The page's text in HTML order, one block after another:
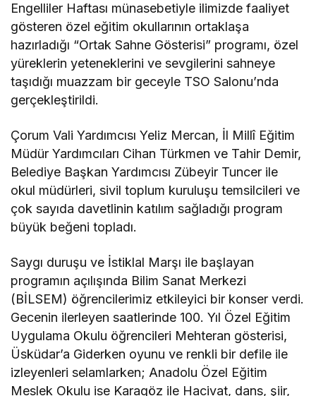
Engelliler Haftası münasebetiyle ilimizde faaliyet
gösteren özel eğitim okullarının ortaklaşa
hazırladığı “Ortak Sahne Gösterisi” programı, özel
yüreklerin yeteneklerini ve sevgilerini sahneye
taşıdığı muazzam bir geceyle TSO Salonu’nda
gerçekleştirildi.
Çorum Vali Yardımcısı Yeliz Mercan, İl Millî Eğitim
Müdür Yardımcıları Cihan Türkmen ve Tahir Demir,
Belediye Başkan Yardımcısı Zübeyir Tuncer ile
okul müdürleri, sivil toplum kuruluşu temsilcileri ve
çok sayıda davetlinin katılım sağladığı program
büyük beğeni topladı.
Saygı duruşu ve İstiklal Marşı ile başlayan
programın açılışında Bilim Sanat Merkezi
(BİLSEM) öğrencilerimiz etkileyici bir konser verdi.
Gecenin ilerleyen saatlerinde 100. Yıl Özel Eğitim
Uygulama Okulu öğrencileri Mehteran gösterisi,
Üsküdar’a Giderken oyunu ve renkli bir defile ile
izleyenleri selamlarken; Anadolu Özel Eğitim
Meslek Okulu ise Karagöz ile Hacivat, dans, şiir,